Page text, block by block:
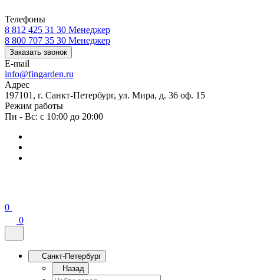
Телефоны
8 812 425 31 30 Менеджер
8 800 707 35 30 Менеджер
Заказать звонок
E-mail
info@fingarden.ru
Адрес
197101, г. Санкт-Петербург, ул. Мира, д. 36 оф. 15
Режим работы
Пн - Вс: с 10:00 до 20:00
0
0
Санкт-Петербург
Назад